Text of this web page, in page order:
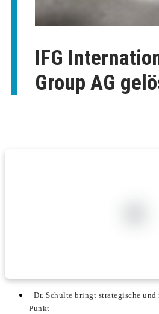
IFG
Group AG
Dr. Schulte bringt strategische
Punkt